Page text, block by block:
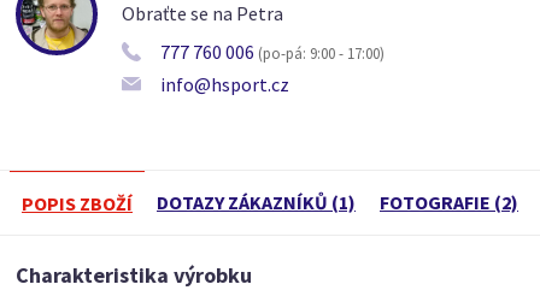
Obraťte se na Petra
777 760 006 (po-pá: 9:00 - 17:00)
info@hsport.cz
POPIS ZBOŽÍ DOTAZY ZÁKAZNÍKŮ (1) FOTOGRAFIE (2)
Charakteristika výrobku